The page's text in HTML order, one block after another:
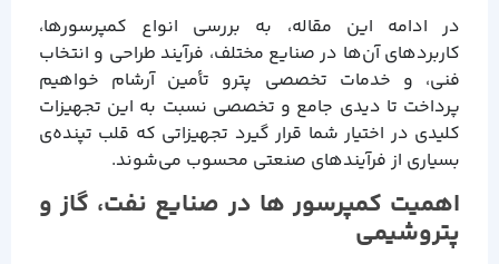
در ادامه این مقاله، به بررسی انواع کمپرسورها،
کاربردهای آن‌ها در صنایع مختلف، فرآیند طراحی و انتخاب
فنی، و خدمات تخصصی پترو تأمین آرشام خواهیم
پرداخت تا دیدی جامع و تخصصی نسبت به این تجهیزات
کلیدی در اختیار شما قرار گیرد تجهیزاتی که قلب تپنده‌ی
بسیاری از فرآیندهای صنعتی محسوب می‌شوند.
اهمیت کمپرسور ها در صنایع نفت، گاز و
پتروشیمی